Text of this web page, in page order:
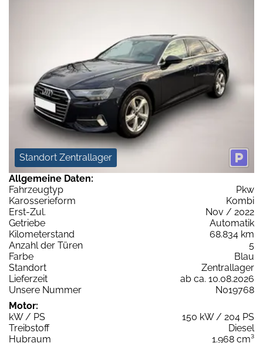
Standort Zentrallager
Allgemeine Daten:
Fahrzeugtyp
Pkw
Karosserieform
Kombi
Erst-Zul.
Nov / 2022
Getriebe
Automatik
Kilometerstand
68.834 km
Anzahl der Türen
5
Farbe
Blau
Standort
Zentrallager
Lieferzeit
ab ca. 10.08.2026
Unsere Nummer
N019768
Motor:
kW / PS
150 kW / 204 PS
Treibstoff
Diesel
Hubraum
1.968 cm³